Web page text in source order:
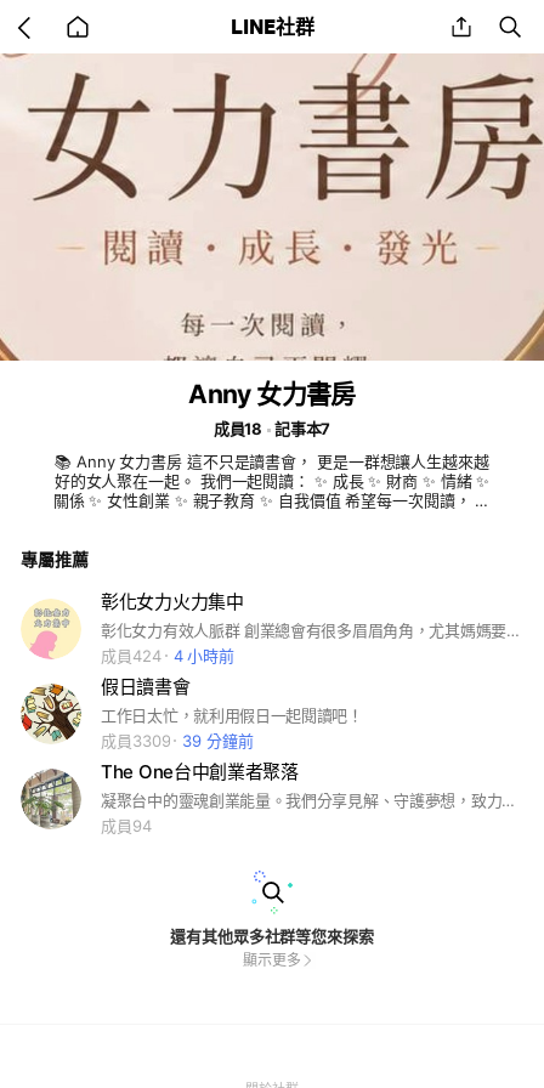
back
to
LINE社群 share
Anny 女力書房
成員18
記事本7
📚 Anny 女力書房 這不只是讀書會， 更是一群想讓人生越來越
好的女人聚在一起。 我們一起閱讀： ✨ 成長 ✨ 財商 ✨ 情緒 ✨
關係 ✨ 女性創業 ✨ 親子教育 ✨ 自我價值 希望每一次閱讀， 都
專屬推薦
彰化女力火力集中
彰化女力有效人脈群 創業總會有很多眉眉角角，尤其媽媽要創業更是艱辛！ 社群目的讓彰化媽媽、彰化女性有創業交流曝光、建立有效人脈、鏈接有效益商業鏈結，互助互惠。 #彰化媽媽 #彰化女力 #彰化女性 #彰化女性 #女力創業 #有效人脈
成員424
4 小時前
假日讀書會
工作日太忙，就利用假日一起閱讀吧！
成員3309
39 分鐘前
The One台中創業者聚落
凝聚台中的靈魂創業能量。我們分享見解、守護夢想，致力於創業者思維的全面提升。在這裡，透過高品質的交流與互助，讓每顆追求卓越的心在此匯聚，共創一個充滿溫度與高度的創業聚落。
成員94
還有其他眾多社群等您來探索
顯示更多